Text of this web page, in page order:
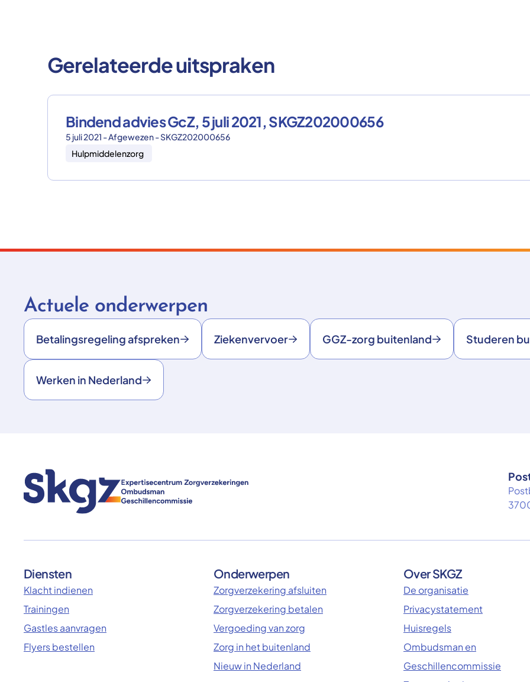
Gerelateerde uitspraken
Bindend advies GcZ, 5 juli 2021, SKGZ202000656
5 juli 2021 - Afgewezen - SKGZ202000656
Hulpmiddelenzorg
Actuele onderwerpen
Betalingsregeling afspreken Ziekenvervoer GGZ-zorg buitenland Studeren
Werken in Nederland
Diensten
Klacht indienen
Trainingen
Gastles aanvragen
Flyers bestellen
Onderwerpen
Zorgverzekering afsluiten
Zorgverzekering betalen
Vergoeding van zorg
Zorg in het buitenland
Nieuw in Nederland
Over SKGZ
De organisatie
Privacystatement
Huisregels
Ombudsman en
Geschillencommissie